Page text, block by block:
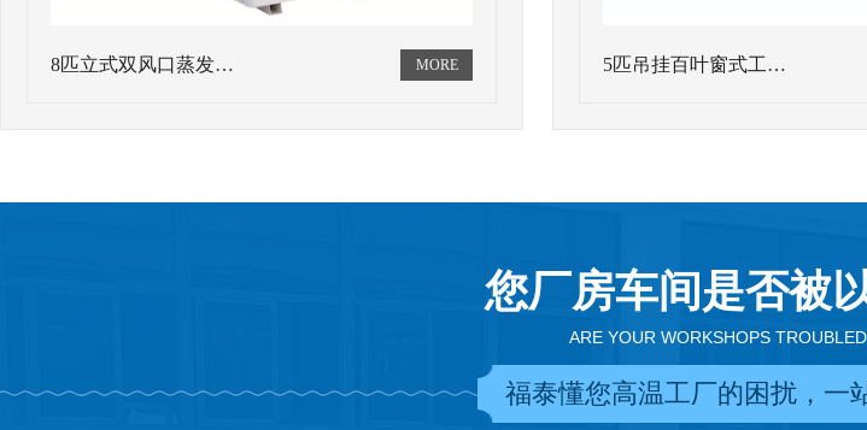
8匹立式双风口蒸发… 5匹吊挂百叶窗式工…
您厂房车间是否被
ARE YOUR WORKSHOPS
福泰懂您高温工厂的困扰，一